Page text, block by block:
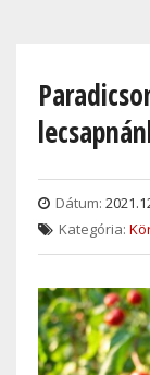
content
Dátum:
Kategória: